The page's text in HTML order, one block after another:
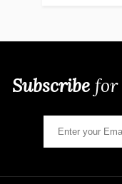
Subscribe for